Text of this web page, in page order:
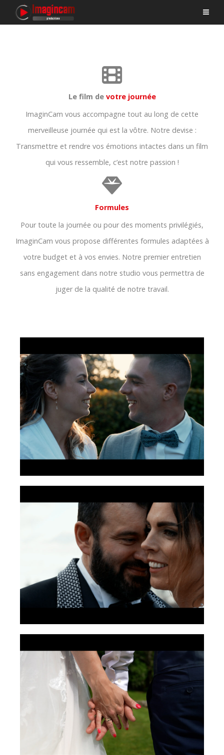
Le film de votre journée
ImaginCam vous accompagne tout au long de cette
merveilleuse journée qui est la vôtre. Notre devise :
Transmettre et rendre vos émotions intactes dans un film
qui vous ressemble, c’est notre passion !
Formules
Pour toute la journée ou pour des moments privilégiés,
ImaginCam vous propose différentes formules adaptées à
votre budget et à vos envies. Notre premier entretien
sans engagement dans notre studio vous permettra de
juger de la qualité de notre travail.